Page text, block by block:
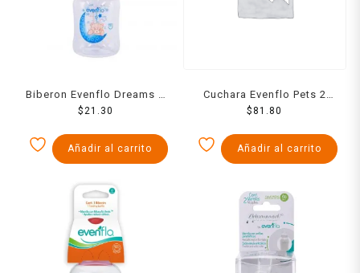
Biberon Evenflo Dreams 4
Oz
$21.30
Añadir al carrito
Cuchara Evenflo Pets 2
Pack
$ 81.80
Añadir al carrito